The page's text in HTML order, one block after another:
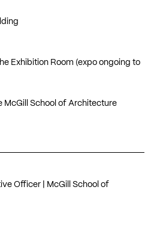
Exhibition Room (expo ongoing to
McGill School of Architecture
Officer | McGill School of